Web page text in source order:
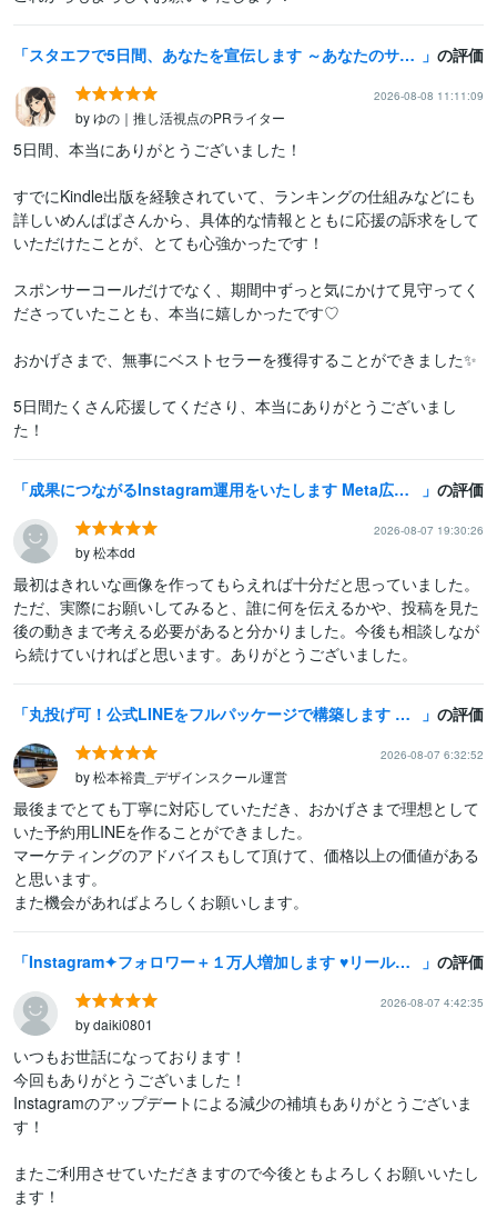
スタエフで5日間、あなたを宣伝します ～あなたのサービスを「ラーメン」の香りにのせて～ の評価
2026-08-08 11:11:09
by ゆの｜推し活視点のPRライター
5日間、本当にありがとうございました！
すでにKindle出版を経験されていて、ランキングの仕組みなどにも
詳しいめんぱぱさんから、具体的な情報とともに応援の訴求をして
いただけたことが、とても心強かったです！
スポンサーコールだけでなく、期間中ずっと気にかけて見守ってく
ださっていたことも、本当に嬉しかったです♡
おかげさまで、無事にベストセラーを獲得することができました✨
5日間たくさん応援してくださり、本当にありがとうございまし
成果につながるInstagram運用をいたします Meta広告運用も！Facebook・Threadsも連携可 の評価
2026-08-07 19:30:26
by 松本dd
最初はきれいな画像を作ってもらえれば十分だと思っていました。
ただ、実際にお願いしてみると、誰に何を伝えるかや、投稿を見た
後の動きまで考える必要があると分かりました。今後も相談しなが
ら続けていければと思います。ありがとうございました。
丸投げ可！公式LINEをフルパッケージで構築します 広告運用者が、成果に繋がりやすい文章と導線で構築します の評価
2026-08-07 6:32:52
by 松本裕貴_デザインスクール運営
最後までとても丁寧に対応していただき、おかげさまで理想として
いた予約用LINEを作ることができました。
マーケティングのアドバイスもして頂けて、価格以上の価値がある
と思います。
また機会があればよろしくお願いします。
Instagram✦フォロワー＋１万人増加します ♥リール再生回数３００００回おまけ付き♥インスタ１００００人 の評価
2026-08-07 4:42:35
by daiki0801
いつもお世話になっております！
今回もありがとうございました！
Instagramのアップデートによる減少の補填もありがとうございま
す！
またご利用させていただきますので今後ともよろしくお願いいたし
ます！